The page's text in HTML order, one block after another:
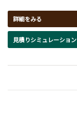
詳細をみる
見積りシミュレーション